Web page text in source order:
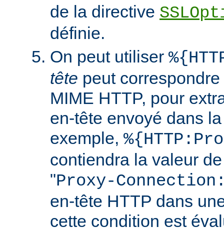
de la directive
définie.
On peut utiliser
tête peut
MIME HTTP, pour
en-tête envoyé dans
exemple,
contiendra la valeur
"Proxy-
en-tête HTTP dans
cette condition est